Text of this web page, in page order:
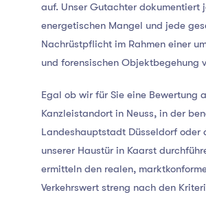
auf. Unser Gutachter dokumentiert
energetischen Mangel und jede
Nachrüstpflicht im Rahmen einer
und forensischen Objektbegehung
Egal ob wir für Sie eine Bewertung
Kanzleistandort in Neuss, in der
Landeshauptstadt Düsseldorf oder
unserer Haustür in Kaarst
ermitteln den realen,
Verkehrswert streng nach den